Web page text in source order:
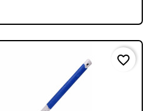
favorite_border